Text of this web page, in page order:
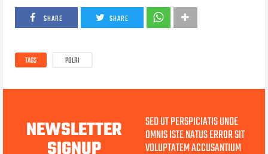
SHARE SHARE
TAGS POLRI
NEWSLETTER SED UT PERSPICIATIS UNDE
OMNIS ISTE NATUS ERROR SIT
VOLUPTATEM ACCUSANTIUM